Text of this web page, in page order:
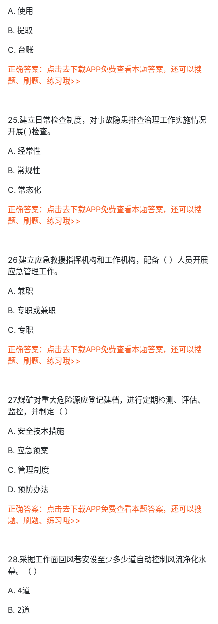
A. 使用
B. 提取
C. 台账
正确答案：点击去下载APP免费查看本题答案，还可以搜
题、刷题、练习哦>>
25.建立日常检查制度，对事故隐患排查治理工作实施情况
开展( )检查。
A. 经常性
B. 常规性
C. 常态化
正确答案：点击去下载APP免费查看本题答案，还可以搜
题、刷题、练习哦>>
26.建立应急救援指挥机构和工作机构，配备（ ）人员开展
应急管理工作。
A. 兼职
B. 专职或兼职
C. 专职
正确答案：点击去下载APP免费查看本题答案，还可以搜
题、刷题、练习哦>>
27.煤矿对重大危险源应登记建档，进行定期检测、评估、
监控，并制定（ ）
A. 安全技术措施
B. 应急预案
C. 管理制度
D. 预防办法
正确答案：点击去下载APP免费查看本题答案，还可以搜
题、刷题、练习哦>>
28.采掘工作面回风巷安设至少多少道自动控制风流净化水
幕。（ ）
A. 4道
B. 2道